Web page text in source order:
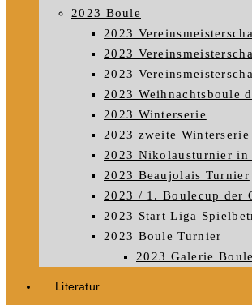
2023 Boule
2023
2023
2023
2023 Weihnachtsboule
2023 Winterserie
2023 zweite
2023 Nikolausturnier in
2023 Beaujolais Turnier
2023 / 1. Boulecup der
2023 Start Liga
2023 Boule Turnier
2023 Galerie
Literatur